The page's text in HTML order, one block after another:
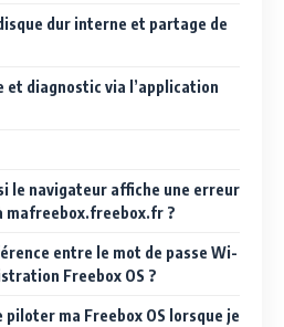
dur interne et partage de
et diagnostic via l’application
le navigateur affiche une erreur
mafreebox.freebox.fr ?
entre le mot de passe Wi-
Freebox OS ?
piloter ma Freebox OS lorsque je